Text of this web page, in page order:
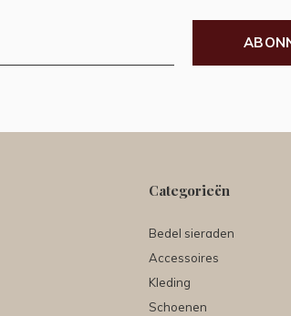
Categorieën
Bedel sieraden
Accessoires
Kleding
Schoenen